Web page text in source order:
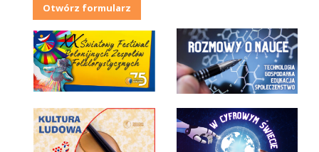
Otwórz formularz